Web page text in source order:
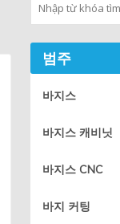
범주
바지스
바지스 캐비닛
바지스 CNC
바지 커팅